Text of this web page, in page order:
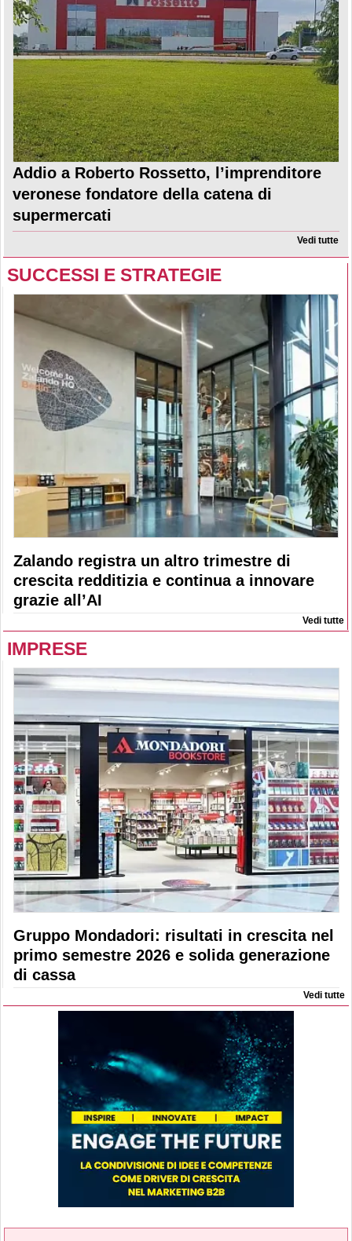
Addio a Roberto Rossetto, l’imprenditore
veronese fondatore della catena di
supermercati
Vedi tutte
SUCCESSI E STRATEGIE
Zalando registra un altro trimestre di
crescita redditizia e continua a innovare
grazie all’AI
Vedi tutte
IMPRESE
Gruppo Mondadori: risultati in crescita nel
primo semestre 2026 e solida generazione
di cassa
Vedi tutte